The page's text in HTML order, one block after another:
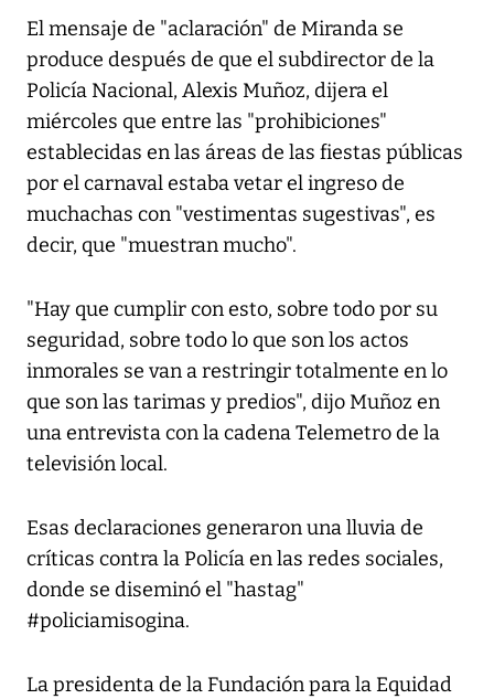
El mensaje de "aclaración" de Miranda se
produce después de que el subdirector de la
Policía Nacional, Alexis Muñoz, dijera el
miércoles que entre las "prohibiciones"
establecidas en las áreas de las fiestas públicas
por el carnaval estaba vetar el ingreso de
muchachas con "vestimentas sugestivas", es
decir, que "muestran mucho".
"Hay que cumplir con esto, sobre todo por su
seguridad, sobre todo lo que son los actos
inmorales se van a restringir totalmente en lo
que son las tarimas y predios", dijo Muñoz en
una entrevista con la cadena Telemetro de la
televisión local.
Esas declaraciones generaron una lluvia de
críticas contra la Policía en las redes sociales,
donde se diseminó el "hastag"
#policiamisogina.
La presidenta de la Fundación para la Equidad